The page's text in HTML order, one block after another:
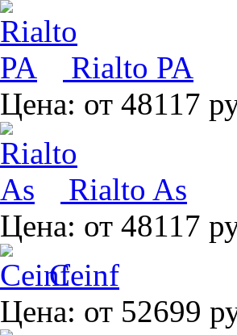
Rialto PA
Цена: от 48117
Rialto As
Цена: от 48117
Ceinf
Цена: от 52699